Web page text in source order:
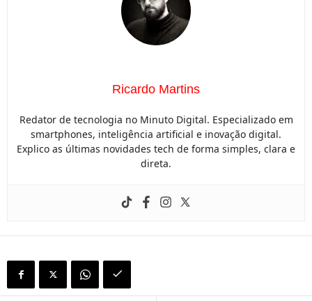
Ricardo Martins
Redator de tecnologia no Minuto Digital. Especializado em
smartphones, inteligência artificial e inovação digital.
Explico as últimas novidades tech de forma simples, clara e
direta.